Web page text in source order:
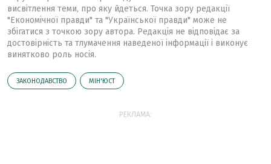
висвітлення теми, про яку йдеться. Точка зору редакції
"Економічної правди" та "Української правди" може не
збігатися з точкою зору автора. Редакція не відповідає за
достовірність та тлумачення наведеної інформації і виконує
винятково роль носія.
ЗАКОНОДАВСТВО МІН'ЮСТ
РЕКЛАМА: